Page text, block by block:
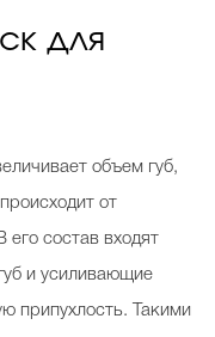
для
объем губ,
от
его состав входят
и усиливающие
припухлость. Такими